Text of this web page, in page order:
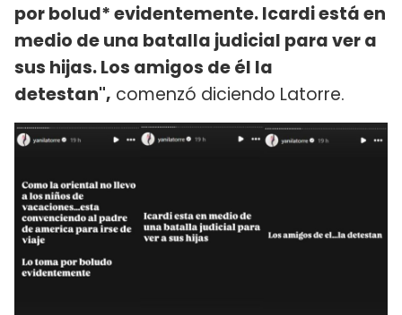
por bolud* evidentemente. Icardi está en
medio de una batalla judicial para ver a
sus hijas. Los amigos de él la
detestan", comenzó diciendo Latorre.